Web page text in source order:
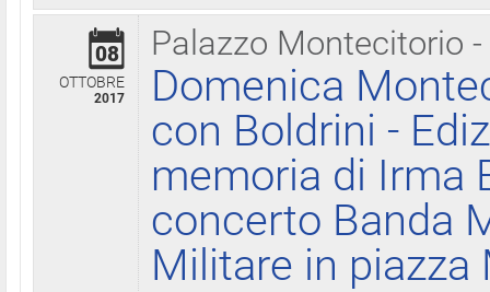
Palazzo Montecitorio
08
OTTOBRE
2017
Domenica
con Boldrini -
memoria di Irma
concerto Banda
Militare in